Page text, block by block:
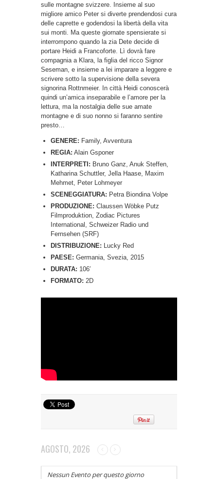
sulle montagne svizzere. Insieme al suo
migliore amico Peter si diverte prendendosi cura
delle caprette e godendosi la libertà della vita
sui monti. Ma queste giornate spensierate si
interrompono quando la zia Dete decide di
portare Heidi a Francoforte. Lì dovrà fare
compagnia a Klara, la figlia del ricco Signor
Seseman, e insieme a lei imparare a leggere e
scrivere sotto la supervisione della severa
signorina Rottnmeier. In città Heidi conoscerà
quindi un’amica inseparabile e l’amore per la
lettura, ma la nostalgia delle sue amate
montagne e di suo nonno si faranno sentire
presto…
GENERE: Family, Avventura
REGIA: Alain Gsponer
INTERPRETI: Bruno Ganz, Anuk Steffen,
Katharina Schuttler, Jella Haase, Maxim
Mehmet, Peter Lohmeyer
SCENEGGIATURA: Petra Biondina Volpe
PRODUZIONE: Claussen Wöbke Putz
Filmproduktion, Zodiac Pictures
International, Schweizer Radio und
Fernsehen (SRF)
DISTRIBUZIONE:
Lucky Red
PAESE: Germania, Svezia, 2015
DURATA: 106′
FORMATO: 2D
AGOSTO, 2026
Nessun Evento per questo giorno